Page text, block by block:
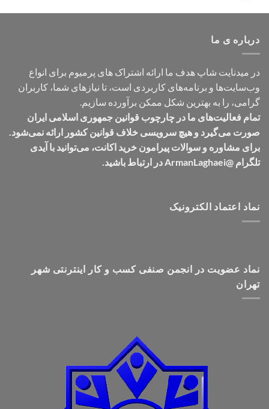
تا
درباره ی ما
در میدنایت شاپ هدف ما ارائه اشتراک های پرمیوم برای انواع
وب‌سایت‌ها و برنامه‌های کاربردی است، تا نیازهای شما، کاربران
گرامی، را به بهترین شکل ممکن برآورده سازیم.
تمام فعالیت‌های ما در چارچوب قوانین جمهوری اسلامی ایران
صورت می‌گیرد و هیچ سرویسی خلاف قوانین کشور ارائه نمی‌شود.
برای مشاوره و سوالات پیرامون خرید اکانت، می‌توانید با آیدی
تلگرام @ArmanLaghaei در ارتباط باشید.
نماد اعتماد الکترونیک
نماد عضویت در انجمن صنفی کسب و کار اینترنتی شهر
تهران